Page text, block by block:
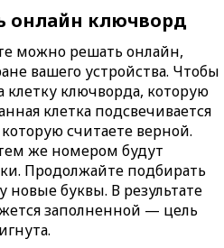
онлайн ключворд
можно решать онлайн,
вашего устройства. Чтобы
клетку ключворда, которую
клетка подсвечивается
считаете верной.
же номером будут
Продолжайте подбирать
новые буквы. В результате
заполненной — цель